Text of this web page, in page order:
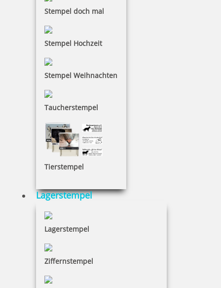
Stempel doch mal
Stempel Hochzeit
Stempel Weihnachten
Taucherstempel
Tierstempel
Lagerstempel
Lagerstempel
Ziffernstempel
Colop Mini Dater S160/L6 mit Datum rot und Wortabdruck
17,15 €
Der Colop Printer ist ein Selbstfärber, der bereits
über ein integriertes Stempelkissen verfügt. Bei
diesem Stempel wird der Tag und das Jahr in Zahlen,
der Monat abgekürzt in Buchstaben abgedruckt.